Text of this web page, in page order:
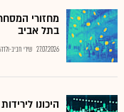
מחזורי
בתל אביב
27.07.2026 שירי חביב-
היכונו